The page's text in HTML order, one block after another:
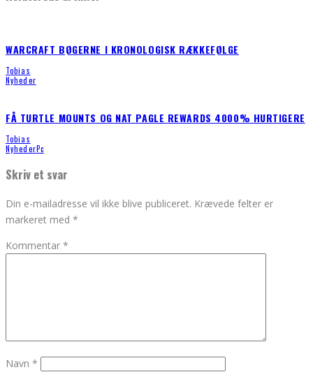
WARCRAFT BØGERNE I KRONOLOGISK RÆKKEFØLGE
Tobias
Nyheder
FÅ TURTLE MOUNTS OG NAT PAGLE REWARDS 4000% HURTIGERE
Tobias
NyhederPc
Skriv et svar
Din e-mailadresse vil ikke blive publiceret. Krævede felter er
markeret med *
Kommentar *
Navn *